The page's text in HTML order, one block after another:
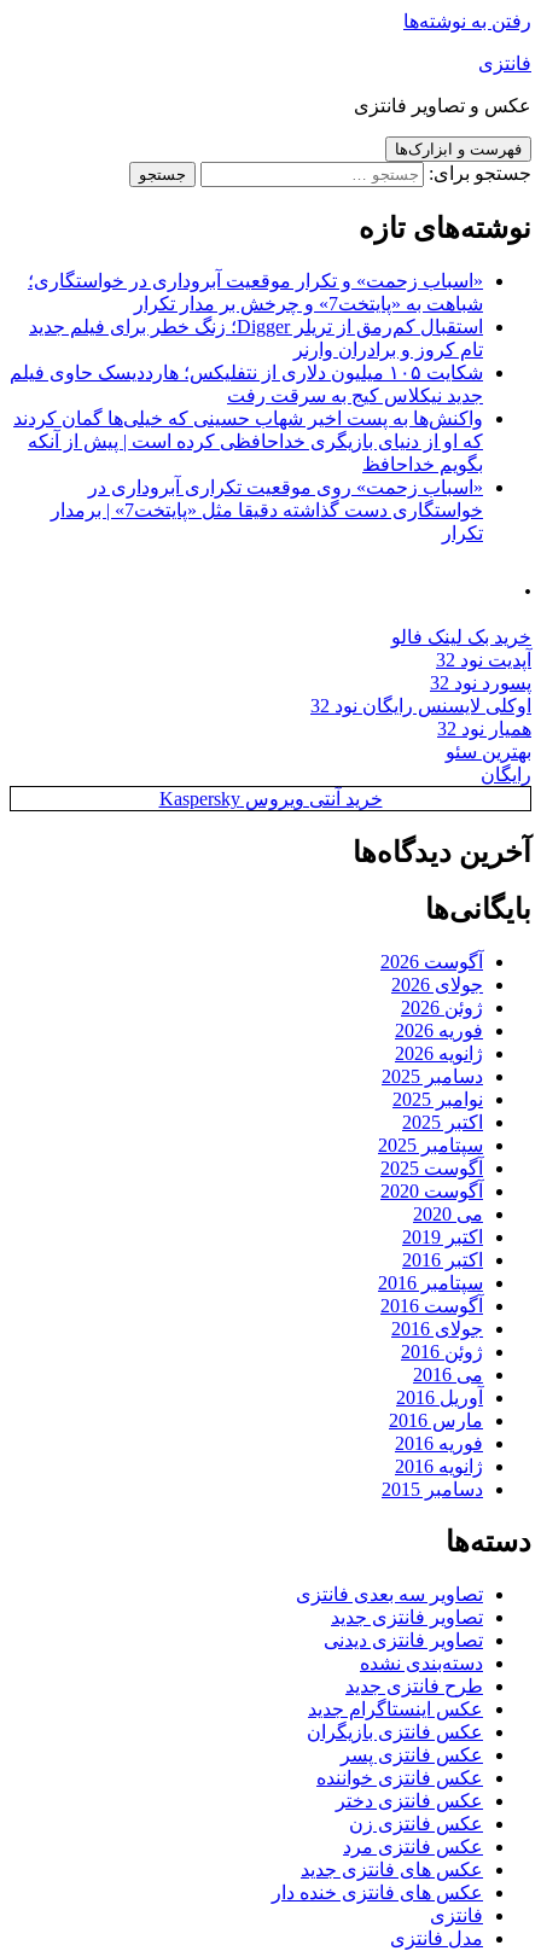
به نوشته‌ها
و تصاویر فانتزی
و ابزارک‌ها
برای:
تازه
«اسباب زحمت» و تکرار موقعیت آبروداری در خواستگاری؛
شباهت به «پایتخت7» و چرخش بر مدار تکرار
استقبال کم‌رمق از تریلر Digger؛ زنگ خطر برای فیلم جدید
تام کروز و برادران وارنر
شکایت ۱۰۵ میلیون دلاری از نتفلیکس؛ هارددیسک حاوی فیلم
جدید نیکلاس کیج به سرقت رفت
واکنش‌ها به پست اخیر شهاب حسینی که خیلی‌ها گمان کردند
که او از دنیای بازیگری خداحافظی کرده است | پیش از آنکه
بگویم خداحافظ
«اسباب زحمت» روی موقعیت تکراری آبروداری در
خواستگاری دست گذاشته دقیقا مثل «پایتخت7» | برمدار
تکرار
بک لینک فالو
نود 32
نود 32
لایسنس رایگان نود 32
نود 32
سئو
خرید آنتی ویروس Kaspersky
دیدگاه‌ها
آگوست 2026
جولای 2026
ژوئن 2026
فوریه 2026
ژانویه 2026
دسامبر 2025
نوامبر 2025
اکتبر 2025
سپتامبر 2025
آگوست 2025
آگوست 2020
می 2020
اکتبر 2019
اکتبر 2016
سپتامبر 2016
آگوست 2016
جولای 2016
ژوئن 2016
می 2016
آوریل 2016
مارس 2016
فوریه 2016
ژانویه 2016
دسامبر 2015
تصاویر سه بعدی فانتزی
تصاویر فانتزی جدید
تصاویر فانتزی دیدنی
دسته‌بندی نشده
طرح فانتزی جدید
عکس اینستاگرام جدید
عکس فانتزی بازیگران
عکس فانتزی پسر
عکس فانتزی خواننده
عکس فانتزی دختر
عکس فانتزی زن
عکس فانتزی مرد
عکس های فانتزی جدید
عکس های فانتزی خنده دار
فانتزی
مدل فانتزی